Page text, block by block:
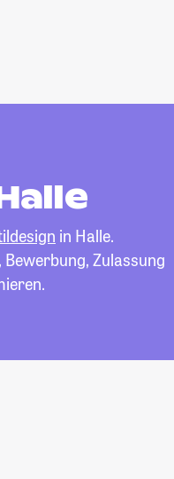
in Halle.
Zulassung